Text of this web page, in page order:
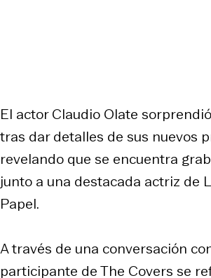
El actor Claudio Olate
tras dar detalles de sus nuevos
revelando que se encuentra
junto a una destacada actriz de
Papel.
A través de una conversación
participante de The Covers se